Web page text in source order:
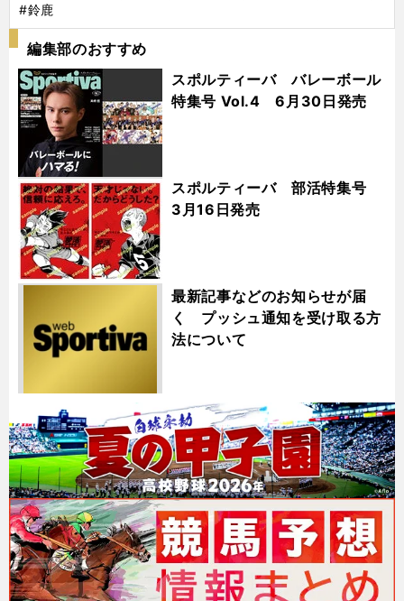
#鈴鹿
編集部のおすすめ
スポルティーバ バレーボール
特集号 Vol.4 6月30日発売
スポルティーバ 部活特集号
3月16日発売
最新記事などのお知らせが届
く プッシュ通知を受け取る方
法について